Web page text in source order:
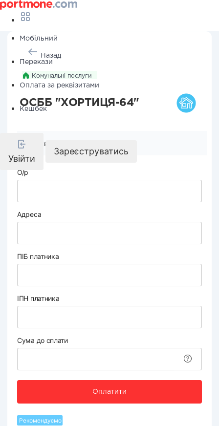
Мобільний
Перекази
Оплата за реквізитами
Кешбек
Увійти
Зареєструватись
Назад
Комунальні послуги
ОСББ "ХОРТИЦЯ-64"
Реквізити компанії
О/р
Адреса
ПІБ платника
ІПН платника
Сума до сплати
Оплатити
Рекомендуємо